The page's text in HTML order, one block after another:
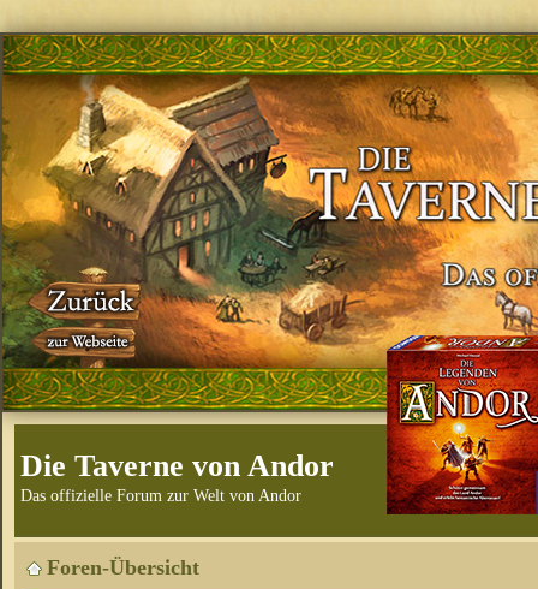
Die Taverne von Andor
Das offizielle Forum zur Welt von Andor
Foren-Übersicht